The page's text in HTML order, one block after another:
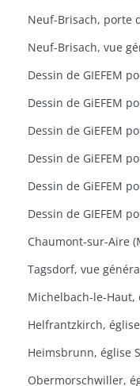
Neuf-Brisach, porte
Neuf-Brisach, vue
Tagsdorf, vue